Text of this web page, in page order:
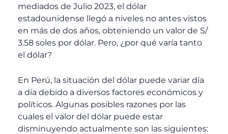
mediados de Julio 2023, el dólar
estadounidense llegó a niveles no antes vistos
en más de dos años, obteniendo un valor de S/
3.58 soles por dólar. Pero, ¿por qué varía tanto
el dólar?
En Perú, la situación del dólar puede variar día
a día debido a diversos factores económicos y
políticos. Algunas posibles razones por las
cuales el valor del dólar puede estar
disminuyendo actualmente son las siguientes: